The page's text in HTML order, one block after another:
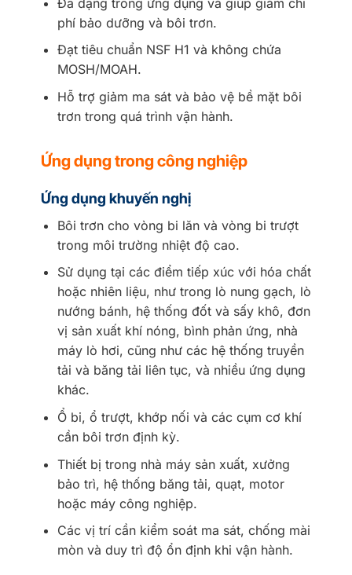
phí bảo dưỡng và bôi trơn.
Đạt tiêu chuẩn NSF H1 và không chứa
MOSH/MOAH.
Hỗ trợ giảm ma sát và bảo vệ bề mặt bôi
trơn trong quá trình vận hành.
Ứng dụng trong công nghiệp
Ứng dụng khuyến nghị
Bôi trơn cho vòng bi lăn và vòng bi trượt
trong môi trường nhiệt độ cao.
Sử dụng tại các điểm tiếp xúc với hóa chất
hoặc nhiên liệu, như trong lò nung gạch, lò
nướng bánh, hệ thống đốt và sấy khô, đơn
vị sản xuất khí nóng, bình phản ứng, nhà
máy lò hơi, cũng như các hệ thống truyền
tải và băng tải liên tục, và nhiều ứng dụng
khác.
Ổ bi, ổ trượt, khớp nối và các cụm cơ khí
cần bôi trơn định kỳ.
Thiết bị trong nhà máy sản xuất, xưởng
bảo trì, hệ thống băng tải, quạt, motor
hoặc máy công nghiệp.
Các vị trí cần kiểm soát ma sát, chống mài
mòn và duy trì độ ổn định khi vận hành.